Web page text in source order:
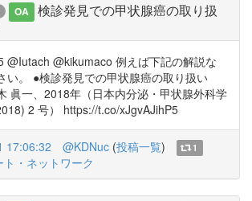
OA
検診発見での甲状腺癌の取り扱
@Iutach @kikumaco 例えば下記の解説な
い。 ●検診発見での甲状腺癌の取り扱い
眞一、2018年（日本内分泌・甲状腺外科学
2 号） https://t.co/xJgvAJihP5
17:06:32 @KDNuc (投稿一覧)
1
ト・ネットワーク